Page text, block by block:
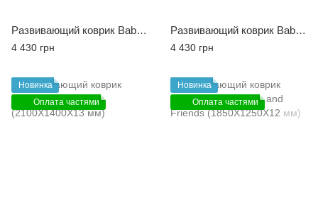
Развивающий коврик Babycare Good Dinosaur (2100X1400X13 мм)
4 430 грн
Развивающий коврик Babycare Happy Village (2100X1400X13 мм)
4 430 грн
Новинка
Оплата частями
Новинка
Оплата частями